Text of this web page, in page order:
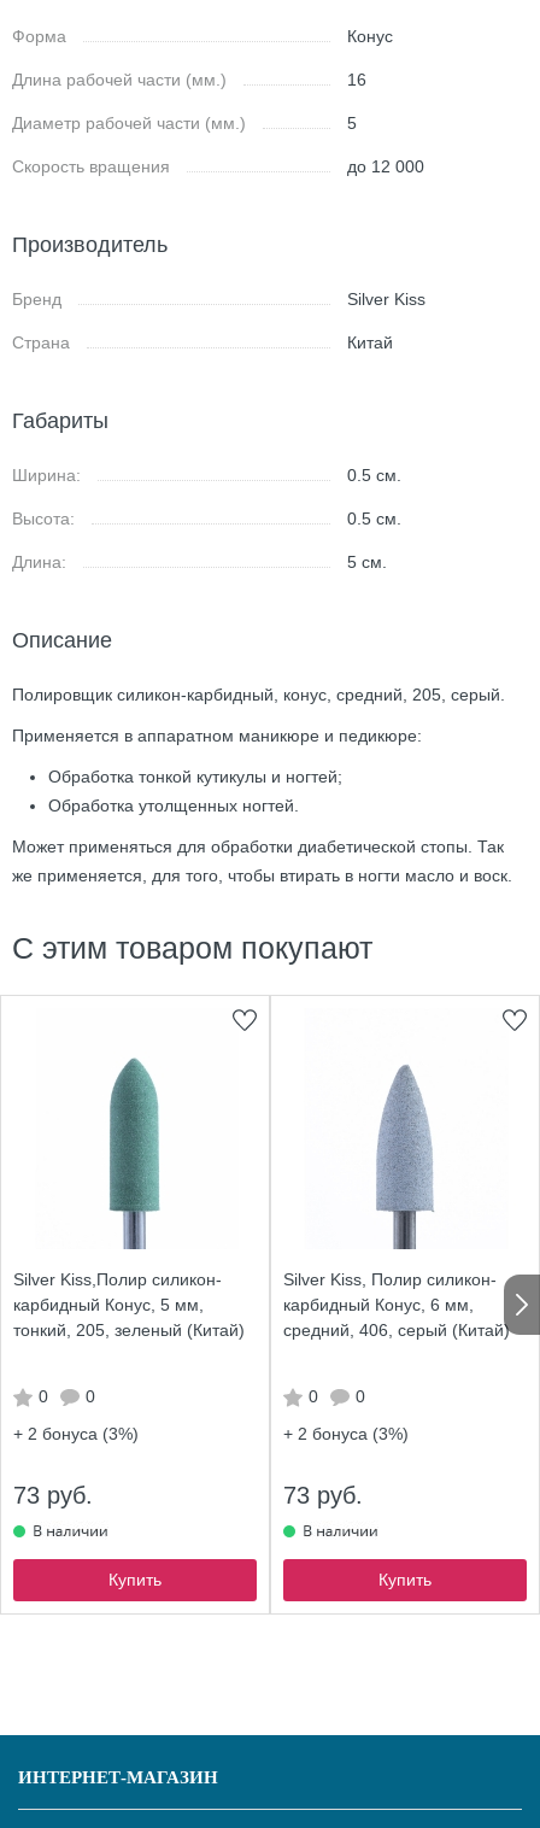
Форма Конус
Длина рабочей части (мм.) 16
Диаметр рабочей части (мм.) 5
Скорость вращения до 12 000
Производитель
Бренд Silver Kiss
Страна Китай
Габариты
Ширина: 0.5см.
Высота: 0.5см.
Длина: 5см.
Описание
Полировщик силикон-карбидный, конус, средний, 205, серый.
Применяется в аппаратном маникюре и педикюре:
Обработка тонкой кутикулы и ногтей;
Обработка утолщенных ногтей.
Может применяться для обработки диабетической стопы. Так
же применяется, для того, чтобы втирать в ногти масло и воск.
С этим товаром покупают
Silver Kiss,Полир силикон-
карбидный Конус, 5 мм,
тонкий, 205, зеленый (Китай)
0
0
+ 2 бонуса (3%)
73 руб.
Купить
Silver Kiss, Полир силикон-
карбидный Конус, 6 мм,
средний, 406, серый (Китай)
0
0
+ 2 бонуса (3%)
73 руб.
Купить
ИНТЕРНЕТ-МАГАЗИН